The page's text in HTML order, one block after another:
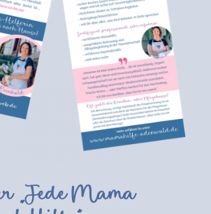
„Jede Mama